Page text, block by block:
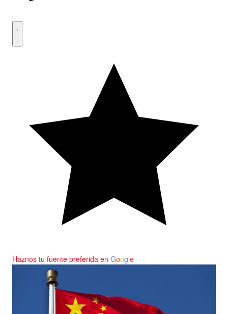
Haznos tu fuente preferida en Google